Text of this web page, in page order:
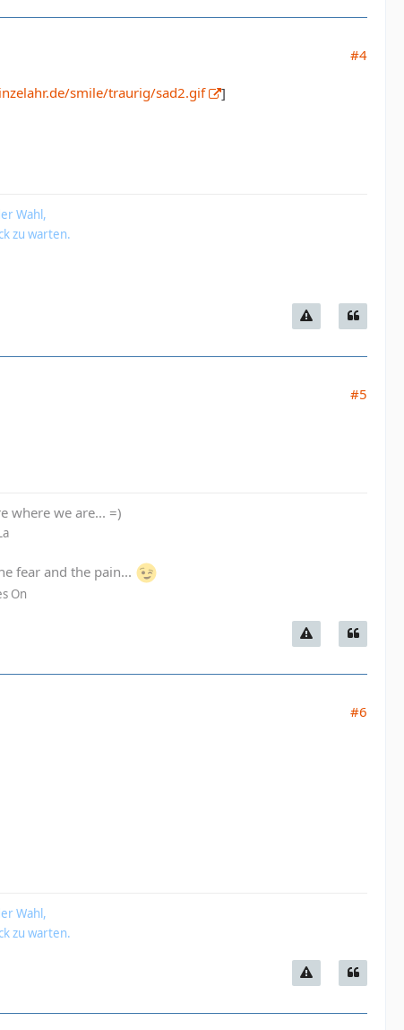
#4
smile/traurig/sad2.gif ]
Wahl,
zu warten.
#5
where we are... =)
fear and the pain...
On
#6
Wahl,
zu warten.